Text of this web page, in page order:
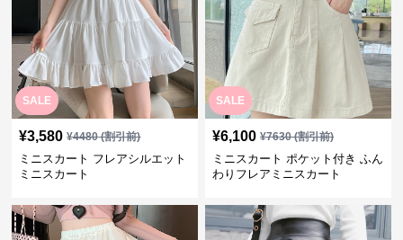
SALE
¥3,580 ¥4480(割引前)
ミニスカート フレアシルエット
ミニスカート
SALE
¥6,100 ¥7630(割引前)
ミニスカート ポケット付き ふん
わりフレアミニスカート